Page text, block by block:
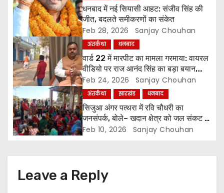
v
i
g
a
t
i
o
धनबाद में नई सियासी आहट: संजीव सिंह की
जीत, बदलते समीकरणों का संकेत
Feb 28, 2026 Sanjay Chouhan
अंतर्कथा धनबाद
वार्ड 22 में मारपीट का मामला गरमाया: वायरल
वीडियो पर राज आनंद सिंह का बड़ा बयान,
अरुण सिंह पर लगाए गंभीर आरोप
Feb 24, 2026 Sanjay Chouhan
अंतर्कथा झारखंड धनबाद
सिजुआ अंगर पत्थरा में रवि चौधरी का
जनसंपर्क, बोले– खदान क्षेत्र को जल संकट से
मुक्त कराना मेरी पहली प्राथमिकता
Feb 10, 2026 Sanjay Chouhan
Leave a Reply